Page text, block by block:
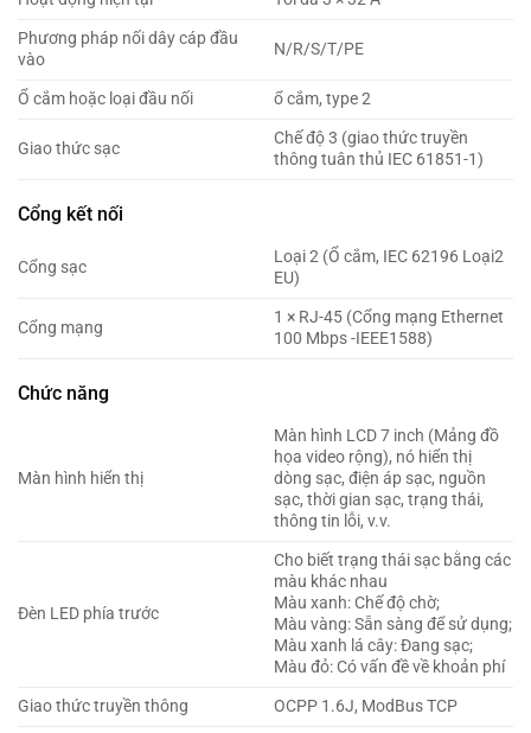
Phương pháp nối dây cáp đầu
vào
N/R/S/T/PE
Ổ cắm hoặc loại đầu nối ổ cắm, type 2
Giao thức sạc
Chế độ 3 (giao thức truyền
thông tuân thủ IEC 61851-1)
Cổng kết nối
Cổng sạc
Loại 2 (Ổ cắm, IEC 62196 Loại2
EU)
Cổng mạng
1 × RJ-45 (Cổng mạng Ethernet
100 Mbps -IEEE1588)
Chức năng
Màn hình hiển thị
Màn hình LCD 7 inch (Mảng đồ
họa video rộng), nó hiển thị
dòng sạc, điện áp sạc, nguồn
sạc, thời gian sạc, trạng thái,
thông tin lỗi, v.v.
Đèn LED phía trước
Cho biết trạng thái sạc bằng các
màu khác nhau
Màu xanh: Chế độ chờ;
Màu vàng: Sẵn sàng để sử dụng;
Màu xanh lá cây: Đang sạc;
Màu đỏ: Có vấn đề về khoản phí
Giao thức truyền thông
OCPP 1.6J, ModBus TCP